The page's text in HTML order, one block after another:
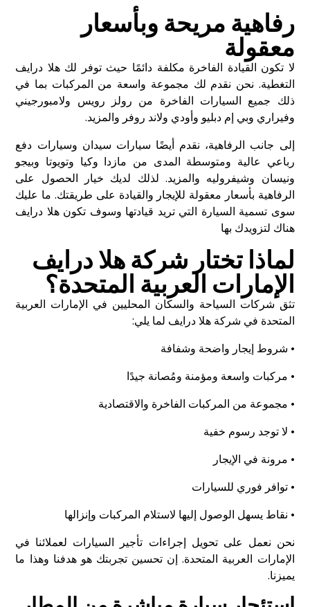
رفاهية مريحة وبأسعار
معقولة
لا تكون القيادة الفاخرة مكلفة دائمًا حيث توفر لك هلا درايف
التغطية. نحن نقدم لك مجموعة واسعة من المركبات بما في
ذلك جميع السيارات الفاخرة من رولز رويس ولامبورجيني
وفيراري وبي إم دبليو وأودي ولاند روفر والمزيد.
إلى جانب الرفاهية، نقدم أيضًا سيارات سيدان وسيارات دفع
رباعي عالية ومتوسطة المدى من مازدا وكيا وتويوتا وبيجو
ونيسان وشيفروليه والمزيد. لذلك لديك خيار الحصول على
الرفاهية بأسعار معقولة للإيجار والقيادة على طريقتك. ما عليك
سوى تسمية السيارة التي تريد قيادتها وسوف تكون هلا درايف
هناك لتزويدك بها
لماذا تختار شركة هلا درايف
الإمارات العربية المتحدة؟
تثق شركات السياحة والسكان المحليين في الإمارات العربية
المتحدة في شركة هلا درايف لما يلي:
• شروط إيجار واضحة وشفافة
• مركبات واسعة ومؤمنة ومُصانة جيدًا
• مجموعة من المركبات الفاخرة والاقتصادية
• لا توجد رسوم خفية
• مرونة في الإيجار
• توافر فوري للسيارات
• نقاط يسهل الوصول إليها لاستلام المركبات وإنزالها
نحن نعمل على تحويل إجراءات تأجير السيارات لعملائنا في
الإمارات العربية المتحدة. إن تحسين تجربتك هو هدفنا وهذا ما
يميزنا.